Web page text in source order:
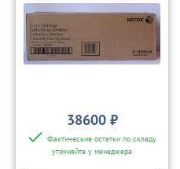
38600 ₽
Фактические остатки по складу
уточняйте у менеджера